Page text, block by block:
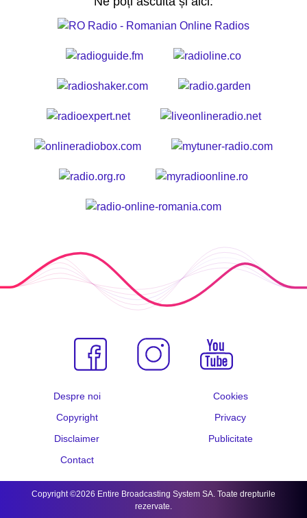
Despre noi
Cookies
Copyright
Privacy
Disclaimer
Publicitate
Contact
Copyright ©2026 Entire Broadcasting System SA. Toate drepturile
rezervate.